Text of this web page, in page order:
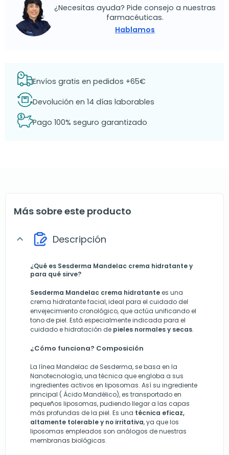
¿Necesitas ayuda? Pide consejo a nuestras
farmacéuticas.
Hablamos
Envíos gratis en pedidos +65€
Devolución en 14 días laborables
Pago 100% seguro garantizado
Más sobre este producto
expand_more Descripción
¿Qué es Sesderma Mandelac crema hidratante y
para qué sirve?
Sesderma Mandelac crema hidratantees una
crema hidratante facial, ideal para el cuidado del
envejecimiento cronológico, que actúa unificando el
tono de piel. Está especialmente indicada para el
cuidado e hidratación de pieles normales y secas.
¿Cómo funciona? Composición
La línea Mandelac de Sesderma, se basa en la
Nanotecnología, una técnica que engloba a sus
ingredientes activos en liposomas. Así su ingrediente
principal ( Ácido Mandélico), es transportado en
pequeños liposomas, pudiendo llegar a las capas
más profundas de la piel. Es una técnica eficaz,
altamente tolerable y no irritativa, ya que los
liposomas empleados son análogos de nuestras
membranas biológicas.